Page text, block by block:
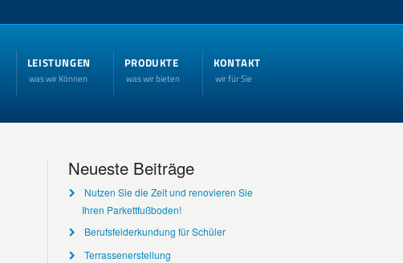
LEISTUNGEN
was wir Können
PRODUKTE
was wir bieten
KONTAKT
wir für Sie
Neueste Beiträge
Nutzen Sie die Zeit und renovieren Sie
Ihren Parkettfußboden!
Berufsfelderkundung für Schüler
Terrassenerstellung